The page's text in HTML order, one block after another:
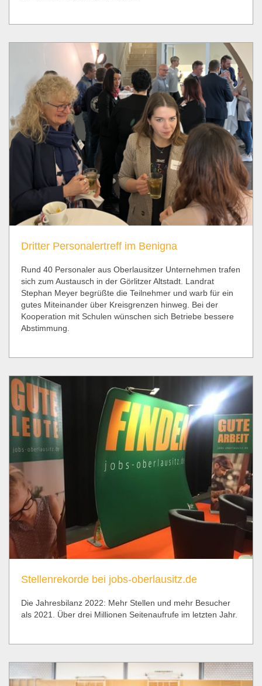
Dritter Personalertreff im Benigna
Rund 40 Personaler aus Oberlausitzer Unternehmen trafen
sich zum Austausch in der Görlitzer Altstadt. Landrat
Stephan Meyer begrüßte die Teilnehmer und warb für ein
gutes Miteinander über Kreisgrenzen hinweg. Bei der
Kooperation mit Schulen wünschen sich Betriebe bessere
Abstimmung.
Stellenrekorde bei jobs-oberlausitz.de
Die Jahresbilanz 2022: Mehr Stellen und mehr Besucher
als 2021. Über drei Millionen Seitenaufrufe im letzten Jahr.